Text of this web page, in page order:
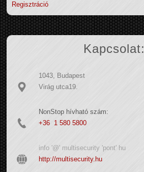
Regisztráció
Kapcsolat:
1043, Budapest
Virág utca19.
NonStop hívható szám:
+36 1 580 5800
info '@' multisecurity 'pont' hu
http://multisecurity.hu